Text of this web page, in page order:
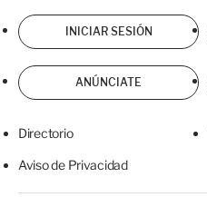
INICIAR SESIÓN
ANÚNCIATE
Directorio
Aviso de Privacidad